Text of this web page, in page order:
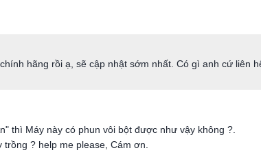
hãng rồi ạ, sẽ cập nhật sớm nhất. Có gì anh cứ liên
thì Máy này có phun vôi bột được như vậy không ?.
? help me please, Cám ơn.